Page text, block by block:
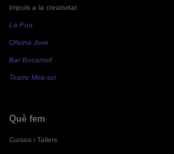
Impuls a la creativitat
La Pua
Oficina Jove
Bar Bocamoll
Teatre Mira-sol
Què fem
Cursos i Tallers